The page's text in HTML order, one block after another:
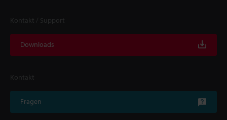
Kontakt / Support
Downloads
Kontakt
Fragen